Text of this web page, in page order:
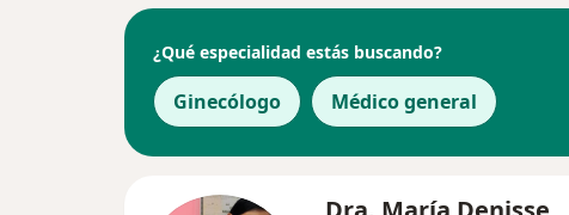
¿Qué especialidad estás buscando?
Ginecólogo Médico general